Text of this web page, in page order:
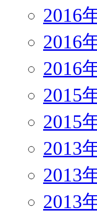
2016
2016
2016
2015
2015
2013
2013
2013